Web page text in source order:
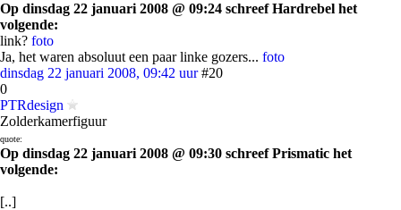
Op dinsdag 22 januari 2008 @ 09:24 schreef Hardrebel het
volgende:
link? foto
Ja, het waren absoluut een paar linke gozers... foto
dinsdag 22 januari 2008, 09:42 uur #20
0
PTRdesign
Zolderkamerfiguur
quote:
Op dinsdag 22 januari 2008 @ 09:30 schreef Prismatic het
volgende:
[..]